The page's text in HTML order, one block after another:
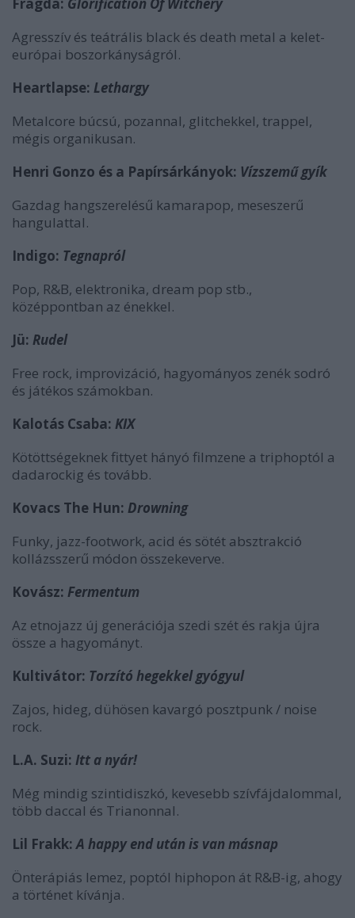
Fragda: Glorification Of Witchery
Agresszív és teátrális black és death metal a kelet-
európai boszorkányságról.
Heartlapse: Lethargy
Metalcore búcsú, pozannal, glitchekkel, trappel,
mégis organikusan.
Henri Gonzo és a Papírsárkányok: Vízszemű gyík
Gazdag hangszerelésű kamarapop, meseszerű
hangulattal.
Indigo: Tegnapról
Pop, R&B, elektronika, dream pop stb.,
középpontban az énekkel.
Jü: Rudel
Free rock, improvizáció, hagyományos zenék sodró
és játékos számokban.
Kalotás Csaba: KIX
Kötöttségeknek fittyet hányó filmzene a triphoptól a
dadarockig és tovább.
Kovacs The Hun: Drowning
Funky, jazz-footwork, acid és sötét absztrakció
kollázsszerű módon összekeverve.
Kovász: Fermentum
Az etnojazz új generációja szedi szét és rakja újra
össze a hagyományt.
Kultivátor: Torzító hegekkel gyógyul
Zajos, hideg, dühösen kavargó posztpunk / noise
rock.
L.A. Suzi: Itt a nyár!
Még mindig szintidiszkó, kevesebb szívfájdalommal,
több daccal és Trianonnal.
Lil Frakk:A happy end után is van másnap
Önterápiás lemez, poptól hiphopon át R&B-ig, ahogy
a történet kívánja.